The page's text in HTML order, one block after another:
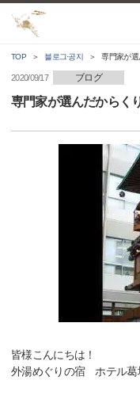
TOP 블로그·공지 専門家が選
2020/09/17 ブログ
専門家が選んだからく
皆様こんにちは！
外湯めぐりの宿 ホテル葛